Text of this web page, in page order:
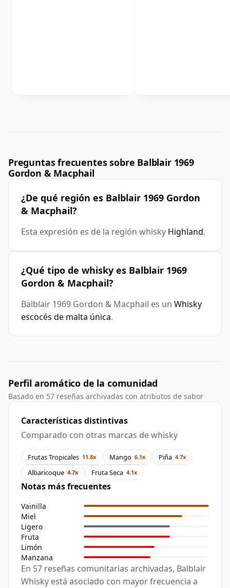
Preguntas frecuentes sobre Balblair 1969
Gordon & Macphail
¿De qué región es Balblair 1969 Gordon
& Macphail?
Esta expresión es de la región whisky Highland.
¿Qué tipo de whisky es Balblair 1969
Gordon & Macphail?
Balblair 1969 Gordon & Macphail es un Whisky
escocés de malta única.
Perfil aromático de la comunidad
Basado en 57 reseñas archivadas con atributos de sabor
Características distintivas
Comparado con otras marcas de whisky
Frutas Tropicales 11.8x Mango 6.1x Piña 4.7x
Albaricoque 4.7x Fruta Seca 4.1x
Notas más frecuentes
Vainilla
Miel
Ligero
Fruta
Limón
Manzana
En 57 reseñas comunitarias archivadas, Balblair
Whisky está asociado con mayor frecuencia a